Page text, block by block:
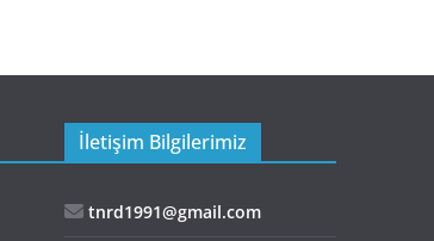
İletişim Bilgilerimiz
tnrd1991@gmail.com